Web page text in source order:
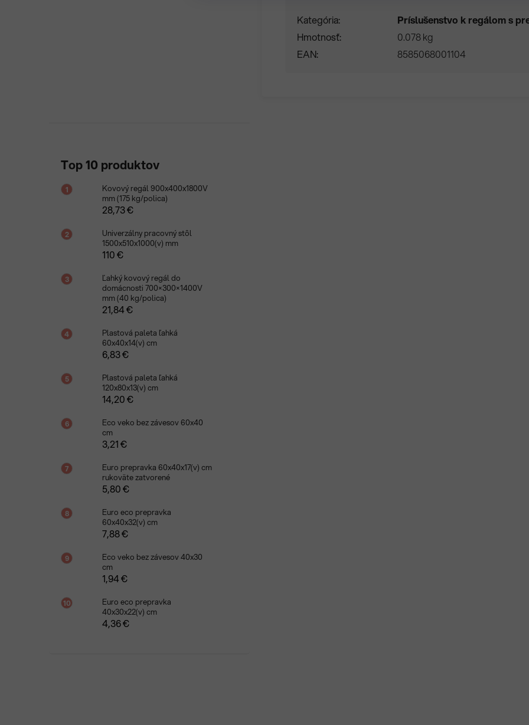
Top 10 produktov
Kovový regál 900x400x1800V
mm (175 kg/polica)
28,73 €
Univerzálny pracovný stôl
1500x510x1000(v) mm
110 €
Ľahký kovový regál do
domácnosti 700×300×1400V
mm (40 kg/polica)
21,84 €
Plastová paleta ľahká
60x40x14(v) cm
6,83 €
Plastová paleta ľahká
120x80x13(v) cm
14,20 €
Eco veko bez závesov 60x40
cm
3,21 €
Euro prepravka 60x40x17(v) cm
rukoväte zatvorené
5,80 €
Euro eco prepravka
60x40x32(v) cm
7,88 €
Eco veko bez závesov 40x30
cm
1,94 €
Euro eco prepravka
40x30x22(v) cm
4,36 €
Kategória
Príslušenstvo k regálom s
Hmotnosť
0.078 kg
EAN
8585068001104